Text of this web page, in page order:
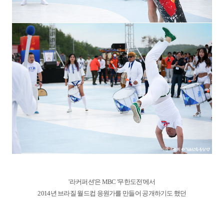
'라커퍼션'은 MBC '무한도전'에서
2014년 브라질 월드컵 응원가를 만들어 공개하기도 했던